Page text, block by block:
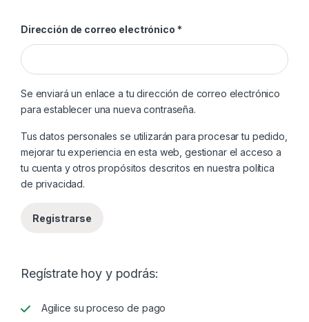
Dirección de correo electrónico *Obligatorio
Se enviará un enlace a tu dirección de correo electrónico
para establecer una nueva contraseña.
Tus datos personales se utilizarán para procesar tu pedido,
mejorar tu experiencia en esta web, gestionar el acceso a
tu cuenta y otros propósitos descritos en nuestra política
de privacidad.
Registrarse
Regístrate hoy y podrás:
Agilice su proceso de pago